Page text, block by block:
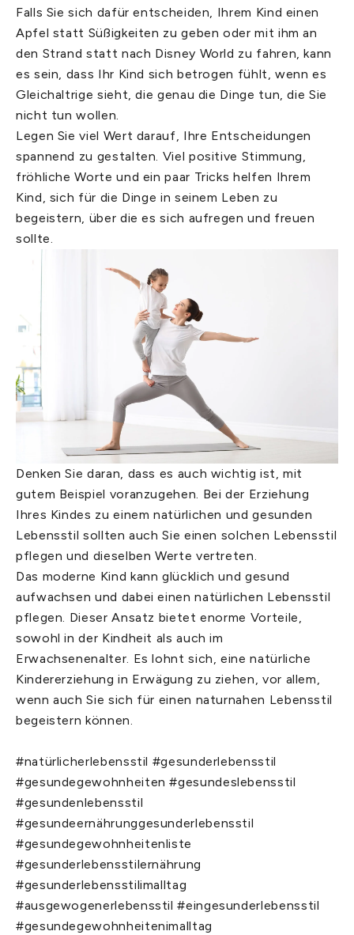
Falls Sie sich dafür entscheiden, Ihrem Kind einen
Apfel statt Süßigkeiten zu geben oder mit ihm an
den Strand statt nach Disney World zu fahren, kann
es sein, dass Ihr Kind sich betrogen fühlt, wenn es
Gleichaltrige sieht, die genau die Dinge tun, die Sie
nicht tun wollen.
Legen Sie viel Wert darauf, Ihre Entscheidungen
spannend zu gestalten. Viel positive Stimmung,
fröhliche Worte und ein paar Tricks helfen Ihrem
Kind, sich für die Dinge in seinem Leben zu
begeistern, über die es sich aufregen und freuen
sollte.
Denken Sie daran, dass es auch wichtig ist, mit
gutem Beispiel voranzugehen. Bei der Erziehung
Ihres Kindes zu einem natürlichen und gesunden
Lebensstil sollten auch Sie einen solchen Lebensstil
pflegen und dieselben Werte vertreten.
Das moderne Kind kann glücklich und gesund
aufwachsen und dabei einen natürlichen Lebensstil
pflegen. Dieser Ansatz bietet enorme Vorteile,
sowohl in der Kindheit als auch im
Erwachsenenalter. Es lohnt sich, eine natürliche
Kindererziehung in Erwägung zu ziehen, vor allem,
wenn auch Sie sich für einen naturnahen Lebensstil
begeistern können.
#natürlicherlebensstil #gesunderlebensstil
#gesundegewohnheiten #gesundeslebensstil
#gesundenlebensstil
#gesundeernährunggesunderlebensstil
#gesundegewohnheitenliste
#gesunderlebensstilernährung
#gesunderlebensstilimalltag
#ausgewogenerlebensstil #eingesunderlebensstil
#gesundegewohnheitenimalltag